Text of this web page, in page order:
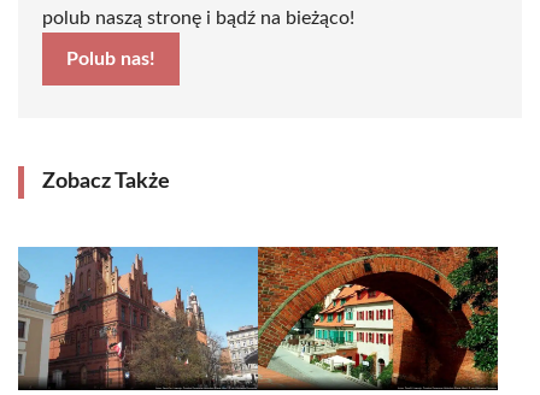
polub naszą stronę i bądź na bieżąco!
Polub nas!
Zobacz Także